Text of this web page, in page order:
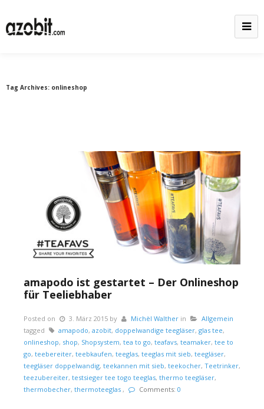
Tag Archives: onlineshop
amapodo ist gestartet – Der Onlineshop
für Teeliebhaber
Posted on 3. März 2015 by Michèl Walther in
Allgemein
tagged
amapodo, azobit, doppelwandige teegläser, glas tee,
onlineshop, shop, Shopsystem, tea to go, teafavs, teamaker, tee to
go, teebereiter, teebkaufen, teeglas, teeglas mit sieb, teegläser,
teegläser doppelwandig, teekannen mit sieb, teekocher, Teetrinker,
teezubereiter, testsieger tee togo teeglas, thermo teegläser,
thermobecher, thermoteeglas , Comments: 0